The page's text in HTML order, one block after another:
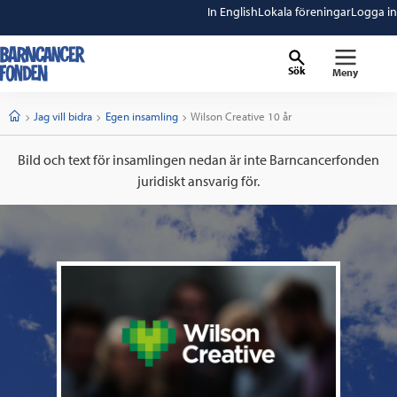
In EnglishLokala föreningarLogga in
Sök Meny
StartJag vill bidra Egen insamling Current:
Wilson Creative 10 år
Bild och text för insamlingen nedan är inte Barncancerfonden
juridiskt ansvarig för.